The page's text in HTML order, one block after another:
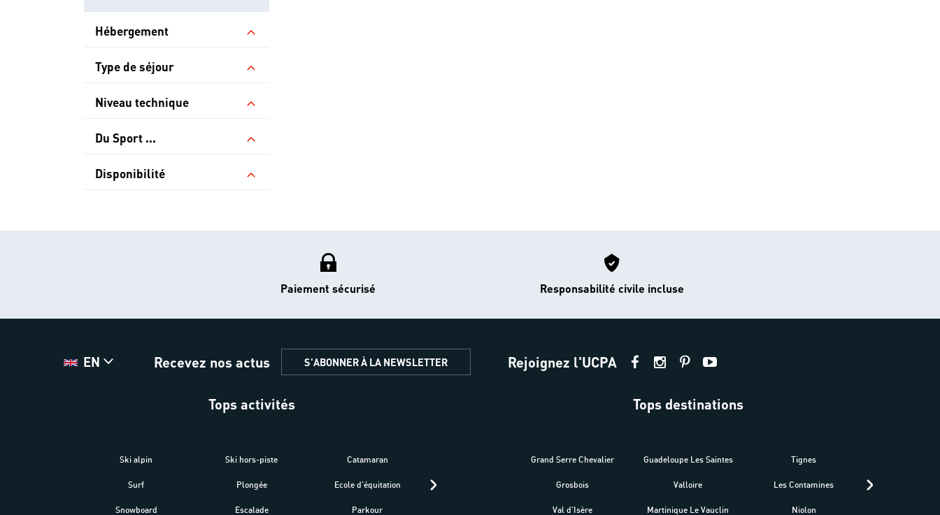
Hébergement
Type de séjour
Niveau technique
Du Sport ...
Disponibilité
Paiement sécurisé Responsabilité civile incluse
EN Recevez nos actus S'ABONNER À LA NEWSLETTER Rejoignez l'UCPA
Tops activités
Ski alpin
Surf
Snowboard
Ski hors-piste
Plongée
Escalade
Catamaran
Ecole d'équitation
Parkour
Trek-Randonnée pédestre
Parapente
Plongée
Tops destinations
Grand Serre Chevalier
Grosbois
Val d'Isère
Guadeloupe Les Saintes
Valloire
Martinique Le Vauclin
Tignes
Les Contamines
Niolon